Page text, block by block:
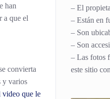
han
a que el
convierta
y varios
video que le
– El
– Están en
– Son
– Son
– Las fotos
este sitio